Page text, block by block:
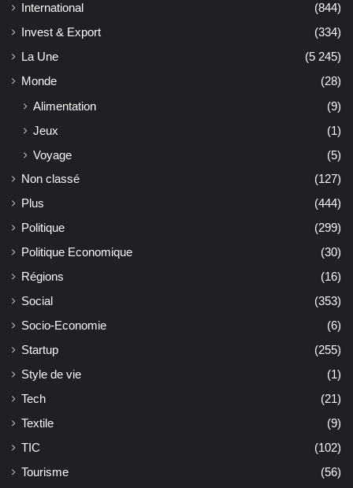
International
(844)
Invest & Export
(334)
La Une
(5 245)
Monde
(28)
Alimentation
(9)
Jeux
(1)
Voyage
(5)
Non classé
(127)
Plus
(444)
Politique
(299)
Politique Economique
(30)
Régions
(16)
Social
(353)
Socio-Economie
(6)
Startup
(255)
Style de vie
(1)
Tech
(21)
Textile
(9)
TIC
(102)
Tourisme
(56)